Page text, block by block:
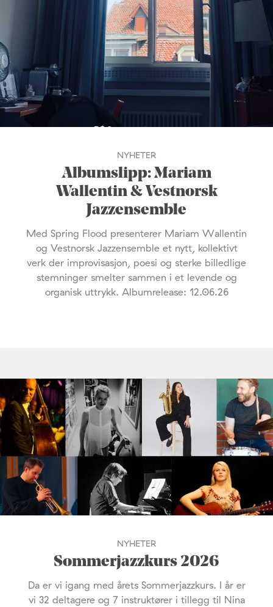
NYHETER
Albumslipp: Mariam
Wallentin & Vestnorsk
Jazzensemble
Med Spring Flood presenterer Mariam Wallentin
og Vestnorsk Jazzensemble et nytt, kollektivt
verk der improvisasjon, poesi og sterke billedlige
stemninger smelter sammen i et levende og
organisk uttrykk. Albumrelease: 12.06.26
NYHETER
Sommerjazzkurs 2026
Da er vi igang med årets Sommerjazzkurs. I år er
vi 32 deltagere og 7 instruktører i tillegg til Nina